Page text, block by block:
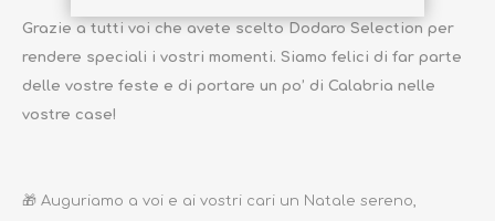
Grazie a tutti voi che avete scelto Dodaro Selection per
rendere speciali i vostri momenti. Siamo felici di far parte
delle vostre feste e di portare un po’ di Calabria nelle
vostre case!
🎁 Auguriamo a voi e ai vostri cari un Natale sereno,